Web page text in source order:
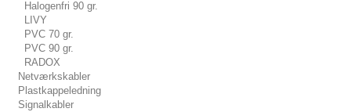
Halogenfri 90 gr.
LIVY
PVC 70 gr.
PVC 90 gr.
RADOX
Netværkskabler
Plastkappeledning
Signalkabler